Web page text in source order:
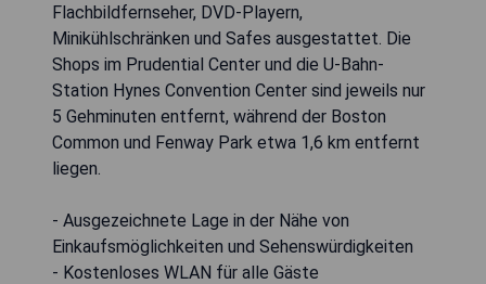
Flachbildfernseher, DVD-Playern,
Minikühlschränken und Safes ausgestattet. Die
Shops im Prudential Center und die U-Bahn-
Station Hynes Convention Center sind jeweils nur
5 Gehminuten entfernt, während der Boston
Common und Fenway Park etwa 1,6 km entfernt
liegen.
- Ausgezeichnete Lage in der Nähe von
Einkaufsmöglichkeiten und Sehenswürdigkeiten
- Kostenloses WLAN für alle Gäste